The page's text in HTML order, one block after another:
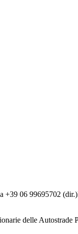
+39 06 99695702 (dir.)
delle Autostrade